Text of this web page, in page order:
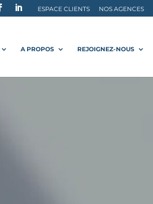
ESPACE CLIENTS NOS AGENCES
A PROPOS REJOIGNEZ-NOUS